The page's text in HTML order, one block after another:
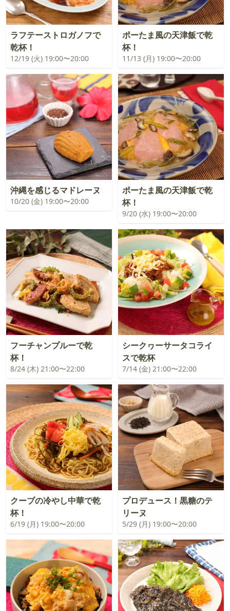
ラフテーストロガノフで
乾杯！
12/19 (火) 19:00〜20:00
ポーたま風の天津飯で乾
杯！
11/13 (月) 19:00〜20:00
沖縄を感じるマドレーヌ
10/20 (金) 19:00〜20:00
ポーたま風の天津飯で乾
杯！
9/20 (水) 19:00〜20:00
フーチャンプルーで乾
杯！
8/24 (木) 21:00〜22:00
シークヮーサータコライ
スで乾杯
7/14 (金) 21:00〜22:00
クーブの冷やし中華で乾
杯！
6/19 (月) 19:00〜20:00
プロデュース！黒糖のテ
リーヌ
5/29 (月) 19:00〜20:00